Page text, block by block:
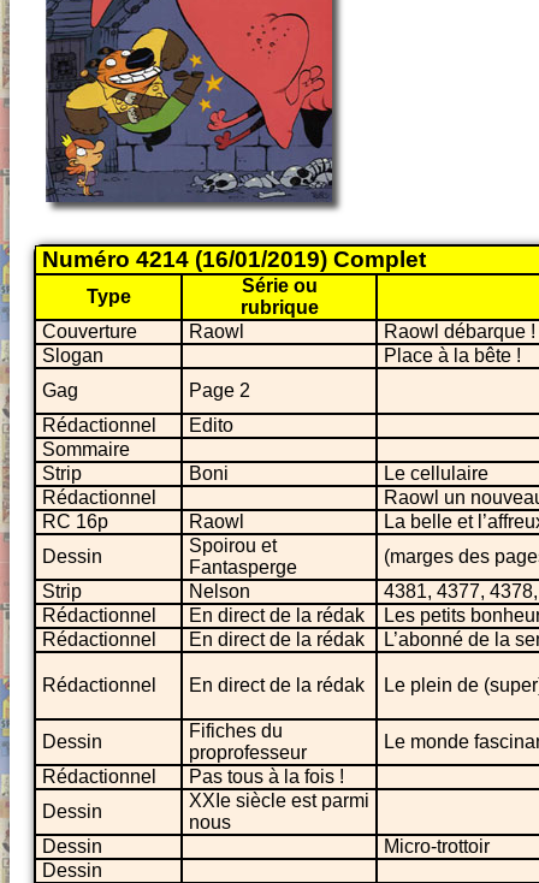
Numéro 4214 (16/01/2019) Complet
Type
Série ou
rubrique
Couverture
Raowl
Raowl débarque !
Slogan
Place à la bête !
Gag
Page 2
Rédactionnel
Edito
Sommaire
Strip
Boni
Le cellulaire
Rédactionnel
Raowl un
RC 16p
Raowl
La belle et
Dessin
Spoirou et
Fantasperge
(marges des
Strip
Nelson
4381, 4377,
Rédactionnel
En direct de la rédak
Les petits
Rédactionnel
En direct de la rédak L’abonné de la
Rédactionnel En direct de la rédak Le plein de
Dessin
Fifiches du
proprofesseur
Le monde
Rédactionnel
Pas tous à la fois !
Dessin
XXIe siècle est parmi
nous
Dessin
Micro-trottoir
Dessin